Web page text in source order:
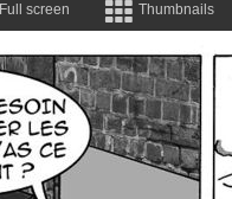
Full screen Thumbnails